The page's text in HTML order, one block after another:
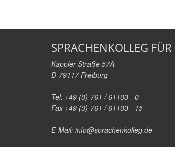
SPRACHENKOLLEG
Kappler Straße 57A
D-79117 Freiburg
Tel. +49 (0) 761 / 61103 - 0
Fax +49 (0) 761 / 61103 - 15
E-Mail: info@sprachenkolleg.de